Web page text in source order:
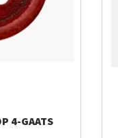
4-GAATS